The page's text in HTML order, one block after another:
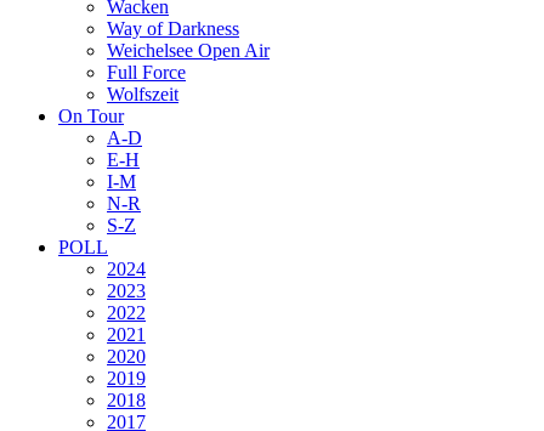
Wacken
Way of Darkness
Weichelsee Open Air
Full Force
Wolfszeit
On Tour
A-D
E-H
I-M
N-R
S-Z
POLL
2024
2023
2022
2021
2020
2019
2018
2017